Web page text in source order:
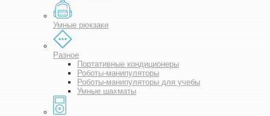
Умные рюкзаки
Разное
Портативные кондиционеры
Роботы-манипуляторы
Роботы-манипуляторы для учебы
Умные шахматы